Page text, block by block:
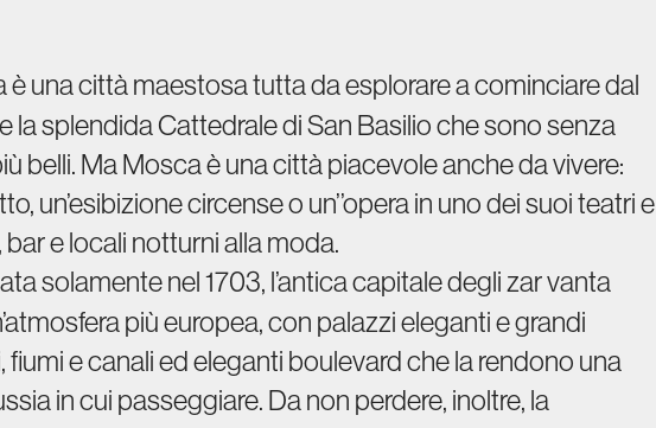
è una città maestosa tutta da esplorare a cominciare dal
la splendida Cattedrale di San Basilio che sono senza
belli. Ma Mosca è una città piacevole anche da vivere:
un’esibizione circense o un’’opera in uno dei suoi teatri e
e locali notturni alla moda.
solamente nel 1703, l’antica capitale degli zar vanta
più europea, con palazzi eleganti e grandi
e canali ed eleganti boulevard che la rendono una
in cui passeggiare. Da non perdere, inoltre, la